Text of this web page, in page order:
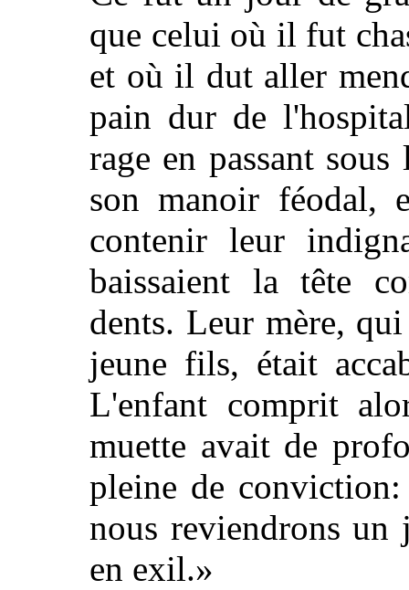
que celui où il fut
et où il dut aller
pain dur de
rage en passant
son manoir féodal,
contenir leur
baissaient la tête
dents. Leur mère,
jeune fils, était
L'enfant comprit
muette avait de
pleine de conviction:
nous reviendrons un
en exil.»